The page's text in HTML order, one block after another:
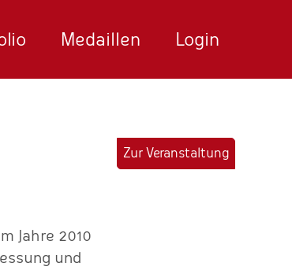
Medaillen Login
Zur Veranstaltung
Jahre 2010
und